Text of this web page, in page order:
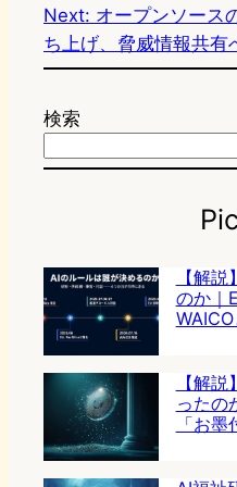
Next: オープンソース
ち上げ、脅威情報共有
検索
【解
のか｜
【解
ったの
「お